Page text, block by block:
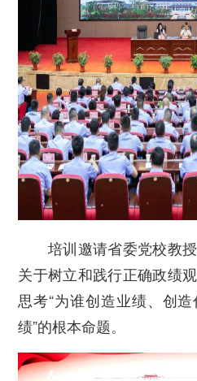
培训邀请省委党校教
关于树立和践行正确政绩
思考“为谁创造业绩、创
绩”的根本命题。